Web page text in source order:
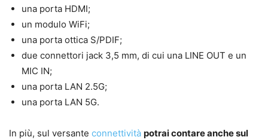
una porta HDMI;
un modulo WiFi;
una porta ottica S/PDIF;
due connettori jack 3,5 mm, di cui una LINE OUT e un
MIC IN;
una porta LAN 2.5G;
una porta LAN 5G.
In più, sul versante connettività potrai contare anche sul